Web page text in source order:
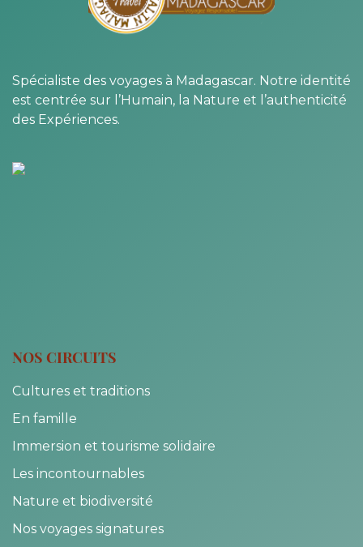
Spécialiste des voyages à Madagascar. Notre identité
est centrée sur l’Humain, la Nature et l’authenticité
des Expériences.
NOS CIRCUITS
Cultures et traditions
En famille
Immersion et tourisme solidaire
Les incontournables
Nature et biodiversité
Nos voyages signatures